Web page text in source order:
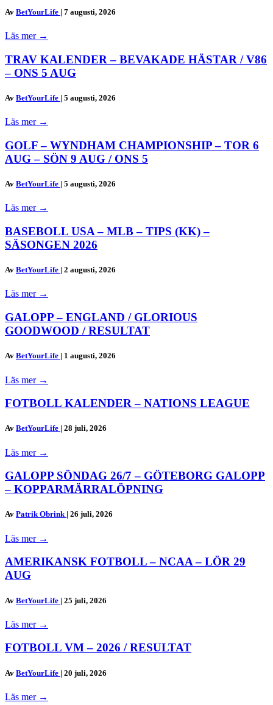
Av BetYourLife | 7 augusti, 2026
Läs mer →
TRAV KALENDER – BEVAKADE HÄSTAR / V86
– ONS 5 AUG
Av BetYourLife | 5 augusti, 2026
Läs mer →
GOLF – WYNDHAM CHAMPIONSHIP – TOR 6
AUG – SÖN 9 AUG / ONS 5
Av BetYourLife | 5 augusti, 2026
Läs mer →
BASEBOLL USA – MLB – TIPS (KK) –
SÄSONGEN 2026
Av BetYourLife | 2 augusti, 2026
Läs mer →
GALOPP – ENGLAND / GLORIOUS
GOODWOOD / RESULTAT
Av BetYourLife | 1 augusti, 2026
Läs mer →
FOTBOLL KALENDER – NATIONS LEAGUE
Av BetYourLife | 28 juli, 2026
Läs mer →
GALOPP SÖNDAG 26/7 – GÖTEBORG GALOPP
– KOPPARMÄRRALÖPNING
Av Patrik Obrink | 26 juli, 2026
Läs mer →
AMERIKANSK FOTBOLL – NCAA – LÖR 29
AUG
Av BetYourLife | 25 juli, 2026
Läs mer →
FOTBOLL VM – 2026 / RESULTAT
Av BetYourLife | 20 juli, 2026
Läs mer →